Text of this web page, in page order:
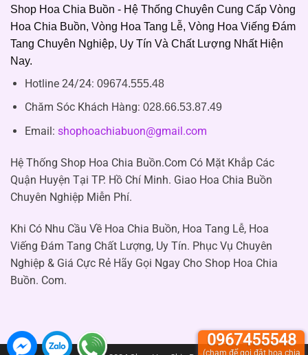
Shop Hoa Chia Buồn - Hệ Thống Chuyên Cung Cấp Vòng
Hoa Chia Buồn, Vòng Hoa Tang Lễ, Vòng Hoa Viếng Đám
Tang Chuyên Nghiệp, Uy Tín Và Chất Lượng Nhất Hiện
Nay.
Hotline 24/24: 09674.555.48
Chăm Sóc Khách Hàng: 028.66.53.87.49
Email: shophoachiabuon@gmail.com
Hệ Thống Shop Hoa Chia Buồn.Com Có Mặt Khắp Các
Quận Huyện Tại TP. Hồ Chí Minh. Giao Hoa Chia Buồn
Chuyên Nghiệp Miễn Phí.
Khi Có Nhu Cầu Về Hoa Chia Buồn, Hoa Tang Lễ, Hoa
Viếng Đám Tang Chất Lượng, Uy Tín. Phục Vụ Chuyên
Nghiệp & Giá Cực Rẻ Hãy Gọi Ngay Cho Shop Hoa Chia
Buồn. Com.
0967455548
(chạm để gọi đặt hoa chia